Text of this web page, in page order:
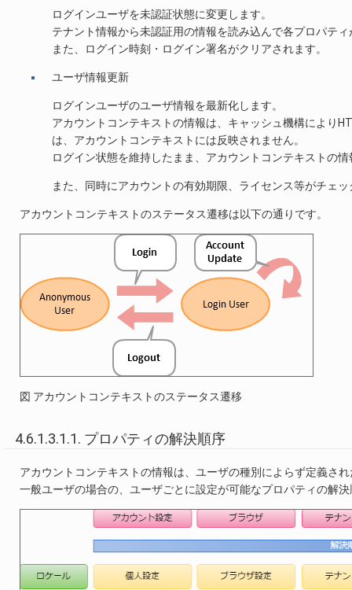
ログインユーザを未認証状態に変更します。
テナント情報から未認証用の情報を読み込んで各プロパテ
また、ログイン時刻・ログイン署名がクリアされます。
ユーザ情報更新
ログインユーザのユーザ情報を最新化します。
アカウントコンテキストの情報は、キャッシュ機構により
は、アカウントコンテキストには反映されません。
ログイン状態を維持したまま、アカウントコンテキストの
また、同時にアカウントの有効期限、ライセンス等がチェ
アカウントコンテキストのステータス遷移は以下の通りです。
図 アカウントコンテキストのステータス遷移
4.6.1.3.1.1. プロパティの解決順序
アカウントコンテキストの情報は、ユーザの種別によらず定義さ
一般ユーザの場合の、ユーザごとに設定が可能なプロパティの解